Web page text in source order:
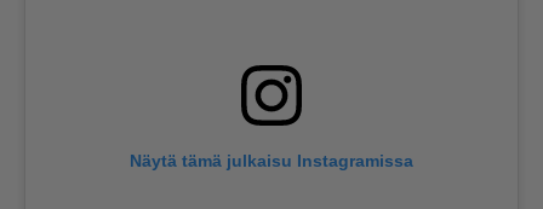
Näytä tämä julkaisu Instagramissa